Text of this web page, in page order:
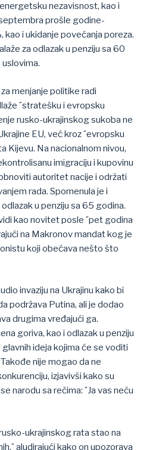
nezavisnost, kao i
prošle godine-
kao i ukidanje povećanja poreza.
za odlazak u penziju sa 60
menjanje politike radi
¨stratešku i evropsku
rusko-ukrajinskog sukoba ne
EU, već kroz ¨evropsku
Kijevu. Na nacionalnom nivou,
imigraciju i kupovinu
autoritet nacije i održati
rada. Spomenula je i
u penziju sa 65 godina.
kao novitet posle ¨pet godina
na Makronov mandat kog je
koji obećava nešto što
invaziju na Ukrajinu kako bi
podržava Putina, ali je dodao
drugima vređajući ga.
goriva, kao i odlazak u penziju
ideja kojima će se voditi
nije mogao da ne
izjavivši kako su
narodu sa rečima: ¨Ja vas neću
ukrajinskog rata stao na
aludirajući kako on upozorava